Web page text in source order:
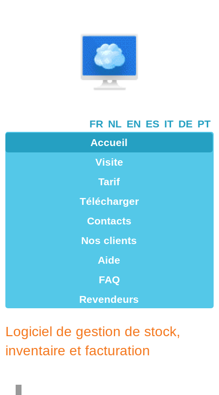
FR NL EN ES IT DE PT
Accueil
Visite
Tarif
Télécharger
Contacts
Nos clients
Aide
FAQ
Revendeurs
Logiciel de gestion de stock,
inventaire et facturation